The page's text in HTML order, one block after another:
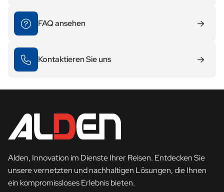
FAQ ansehen
Kontaktieren Sie uns
Alden, Innovation im Dienste Ihrer Reisen. Entdecken Sie
unsere vernetzten und nachhaltigen Lösungen, die Ihnen
ein kompromissloses Erlebnis bieten.